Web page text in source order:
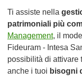
Ti assiste nella
patrimoniali più
Management, il
Fideuram - Intesa
possibilità di attivare
anche i tuoi bisogni